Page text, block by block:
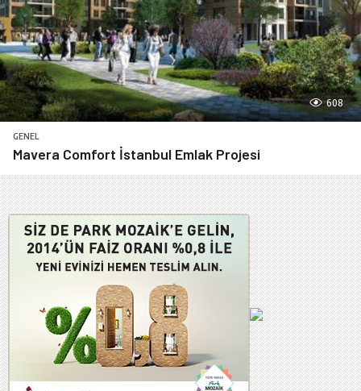
608
GENEL
Mavera Comfort İstanbul Emlak Projesi